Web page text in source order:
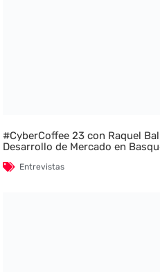
#CyberCoffee 23 con Raquel
Desarrollo de Mercado en
Entrevistas